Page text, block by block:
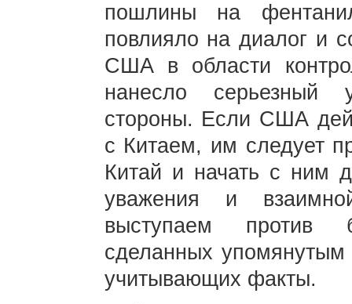
пошлины на
повлияло на диалог и
США в области
нанесло серьезный
стороны. Если США
с Китаем, им следует
Китай и начать с ним
уважения и
выступаем против
сделанных
учитывающих факты.